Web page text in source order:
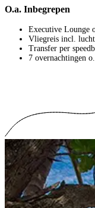
O.a. Inbegrepen
Executive Lounge
Vliegreis incl.
Transfer per
7 overnachtingen